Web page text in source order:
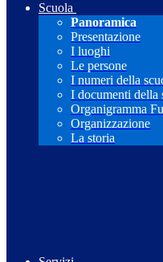
Scuola
Panoramica
Presentazione
I luoghi
Le persone
I numeri della
I documenti della
Organigramma
Organizzazione
La storia